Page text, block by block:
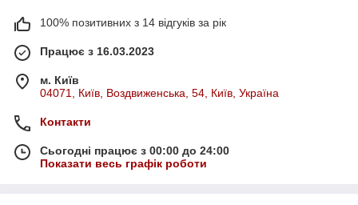
100% позитивних з 14 відгуків за рік
Працює з 16.03.2023
м. Київ
04071, Київ, Воздвиженська, 54, Київ, Україна
Контакти
Сьогодні працює з 00:00 до 24:00
Показати весь графік роботи